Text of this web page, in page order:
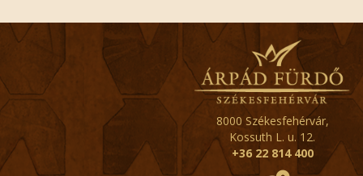
8000 Székesfehérvár,
Kossuth L. u. 12.
+36 22 814 400